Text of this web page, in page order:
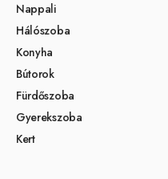
Nappali
Hálószoba
Konyha
Bútorok
Fürdőszoba
Gyerekszoba
Kert